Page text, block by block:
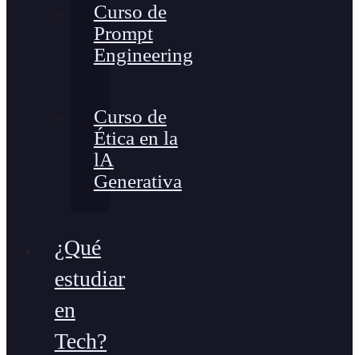
Curso de
Prompt
Engineering
Curso de
Ética en la
lA
Generativa
¿Qué
estudiar
en
Tech?